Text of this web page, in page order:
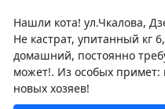
Нашли кота! ул.Чкалова,
Не кастрат, упитанный кг
домашний, постоянно
может!. Из особых примет:
новых хозяев!